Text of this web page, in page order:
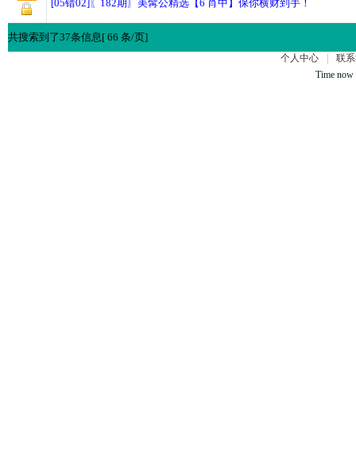
[05错02]〖182期〗美髯公精选【6 肖中】保你横财到手！
共搜索到了37条信息[ 66 条/页]
个人中心
联
Time now